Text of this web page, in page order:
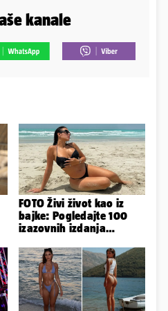
kanale
FOTO Živi život kao iz
bajke: Pogledajte 100
izazovnih izdanja